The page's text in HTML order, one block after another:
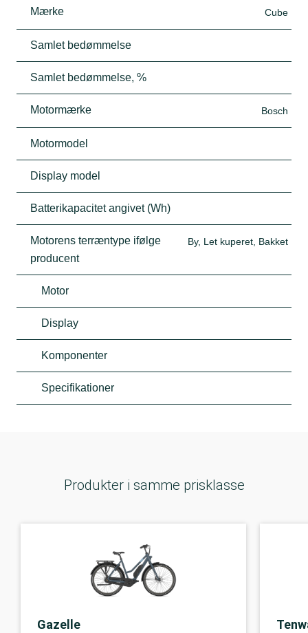
Mærke Cube
Samlet bedømmelse
Samlet bedømmelse, %
Motormærke Bosch
Motormodel
Display model
Batterikapacitet angivet (Wh)
Motorens terræntype ifølge
producent
By, Let kuperet, Bakket
Motor
Display
Komponenter
Specifikationer
Produkter i samme prisklasse
Gazelle